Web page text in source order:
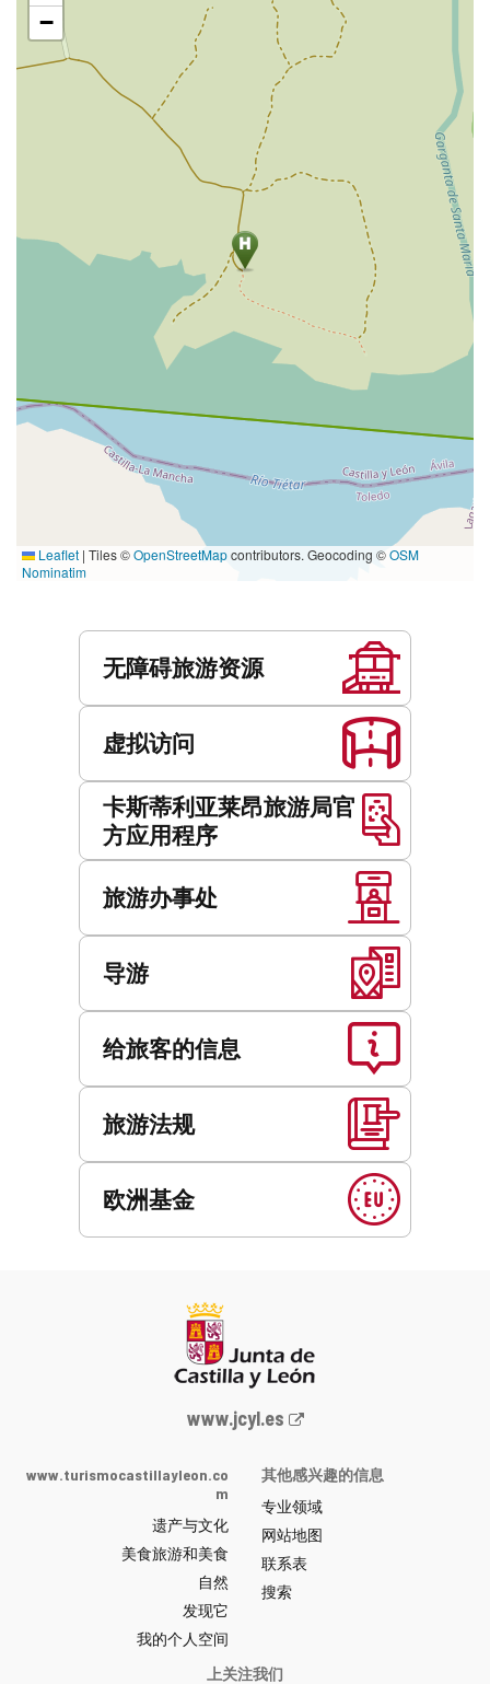
地
图 −
Leaflet | Tiles ©OpenStreetMapcontributors. Geocoding ©OSM
Nominatim
无障碍旅游资源
虚拟访问
卡斯蒂利亚莱昂旅游局官
方应用程序
旅游办事处
导游
给旅客的信息
旅游法规
欧洲基金
Junta
y
León
网
站
门
户
-
www.jcyl.es
www.turismocastillayleon.co
m
遗产与文化
美食旅游和美食
自然
发现它
我的个人空间
其他感兴趣的信息
专业领域
网站地图
联系表
搜索
上关注我们